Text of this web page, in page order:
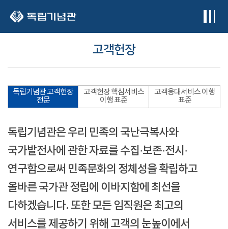
고객헌장
독립기념관 고객헌장
전문
고객헌장 핵심서비스
이행 표준
고객응대서비스 이행
표준
독립기념관은 우리 민족의 국난극복사와
국가발전사에 관한 자료를 수집·보존·전시·
연구함으로써 민족문화의 정체성을 확립하고
올바른 국가관 정립에 이바지함에 최선을
다하겠습니다. 또한 모든 임직원은 최고의
서비스를 제공하기 위해 고객의 눈높이에서